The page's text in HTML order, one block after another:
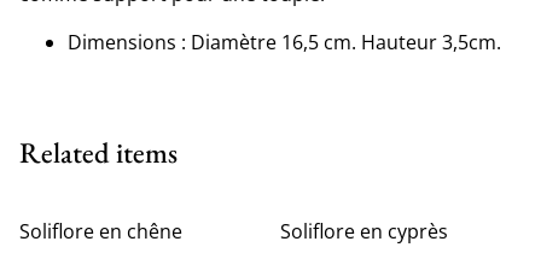
Dimensions : Diamètre 16,5 cm. Hauteur 3,5cm.
Related items
Soliflore en chêne
Soliflore en cyprès